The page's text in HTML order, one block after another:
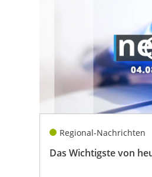
Regional-Nachrichten
Das Wichtigste von